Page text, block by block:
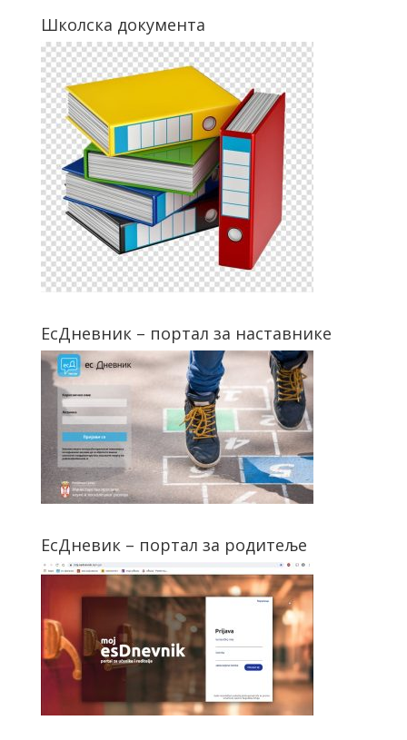
Школска документа
ЕсДневник – портал за наставнике
ЕсДневик – портал за родитеље